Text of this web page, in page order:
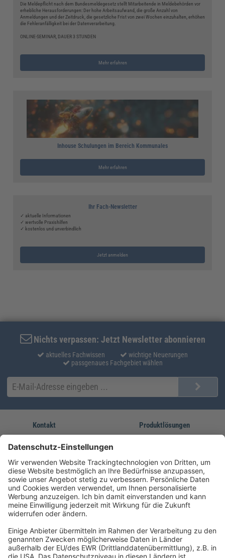
Die Meldepflicht nach dem Bundesmeldegesetz stellt Mitarbeitende in Meldebehörden vor
erhebliche Herausforderungen: Der hohe Arbeitsaufwand, die große Anzahl von
Anmeldungen und der Zeitdruck, die gesetzliche Frist von zwei Wochen einzuhalten, erhöhen
die Fehleranfälligkeit bei der Datenverarbeitung.
ONLINE-SEMINAR, DAUER 3 STUNDEN
Mehr erfahren
Inhouse Schulungen im Bereich Kommunales
Mehr erfahren
Ihr Fach-Newsletter
✓ aktuelle Informationen
✓ wertvolle Praxishilfen
✓ kostenlos und unverbindlich
Jetzt anmelden
Nichts verpassen: Jetzt Newsletter abonnieren
aktuelles Fachwissen
wichtige Neuerungen
passgenaues Fachgebiet wählen
Kontakt
service@forum-verlag.com
Mo-Do 07:30 - 17:00 Uhr
Fr 07:30 - 15:00 Uhr
Produktlösungen
Unsere Marken
Folgen Sie uns